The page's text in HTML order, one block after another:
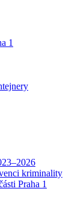
1
kriminality
Praha 1